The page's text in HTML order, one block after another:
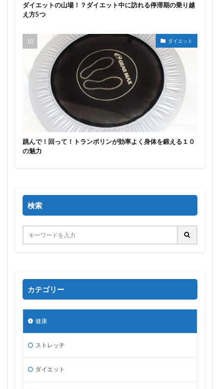
ダイエットの山場！？ダイエット中に訪れる停滞期の乗り越
え方5つ
ダイエット
跳んで！回って！トランポリンが効率よく身体を鍛える１０
の魅力
検索
カテゴリー
健康
ストレッチ
ダイエット